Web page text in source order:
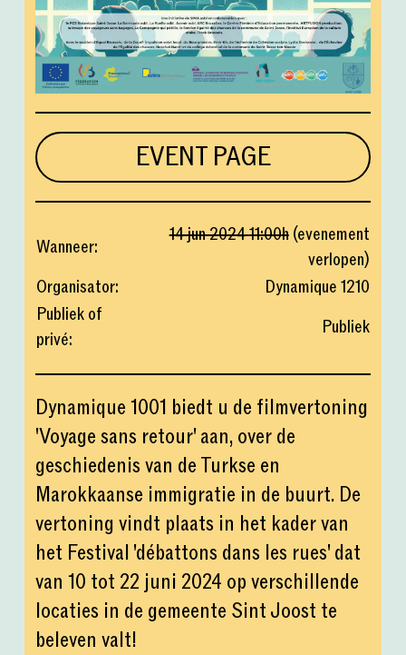
EVENT PAGE
Wanneer:
14 jun 202411:00h(evenement
verlopen)
Organisator:
Dynamique 1210
Publiek of
privé:
Publiek
Dynamique 1001 biedt u de filmvertoning
'Voyage sans retour' aan, over de
geschiedenis van de Turkse en
Marokkaanse immigratie in de buurt. De
vertoning vindt plaats in het kader van
het Festival 'débattons dans les rues' dat
van 10 tot 22 juni 2024 op verschillende
locaties in de gemeente Sint Joost te
beleven valt!